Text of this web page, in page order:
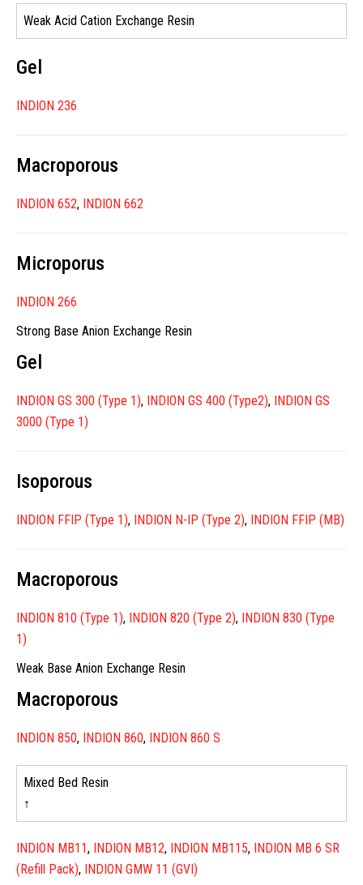
Weak Acid Cation Exchange Resin
Gel
INDION 236
Macroporous
INDION 652, INDION 662
Microporus
INDION 266
Strong Base Anion Exchange Resin
Gel
INDION GS 300 (Type 1), INDION GS 400 (Type2), INDION GS
3000 (Type 1)
Isoporous
INDION FFIP (Type 1), INDION N-IP (Type 2), INDION FFIP (MB)
Macroporous
INDION 810 (Type 1), INDION 820 (Type 2), INDION 830 (Type
1)
Weak Base Anion Exchange Resin
Macroporous
INDION 850, INDION 860, INDION 860 S
Mixed Bed Resin
↑
INDION MB11, INDION MB12, INDION MB115, INDION MB 6 SR
(Refill Pack), INDION GMW 11 (GVI)